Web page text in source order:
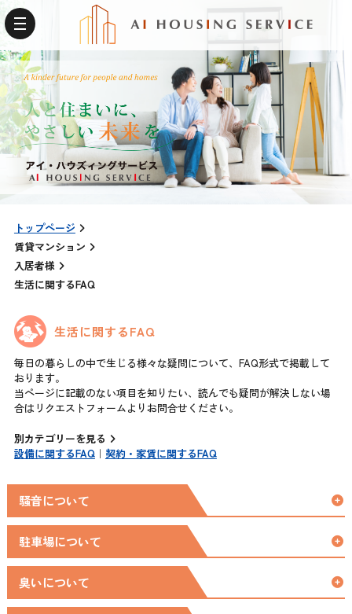
トップページ
賃貸マンション
入居者様
生活に関するFAQ
生活に関するFAQ
毎日の暮らしの中で生じる様々な疑問について、FAQ形式で掲載して
おります。
当ページに記載のない項目を知りたい、読んでも疑問が解決しない場
合はリクエストフォームよりお問合せください。
別カテゴリーを見る
設備に関するFAQ｜ 契約・家賃に関するFAQ
騒音について
駐車場について
臭いについて